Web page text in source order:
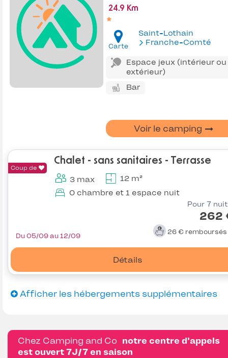
24.9 Km
Carte
Saint-Lothain
Franche-Comté
Espace jeux (intérieur ou
extérieur)
Bar
Voir le camping
Coup de
Chalet - sans sanitaires - Terrasse
3 max
12 m²
0 chambre et 1 espace nuit
Pour 7
262
26 € remboursés
Détails
Du 05/09 au 12/09
Afficher les hébergements supplémentaires
Chez Camping and Co notre centre d'appels
est ouvert 7J/7 en saison